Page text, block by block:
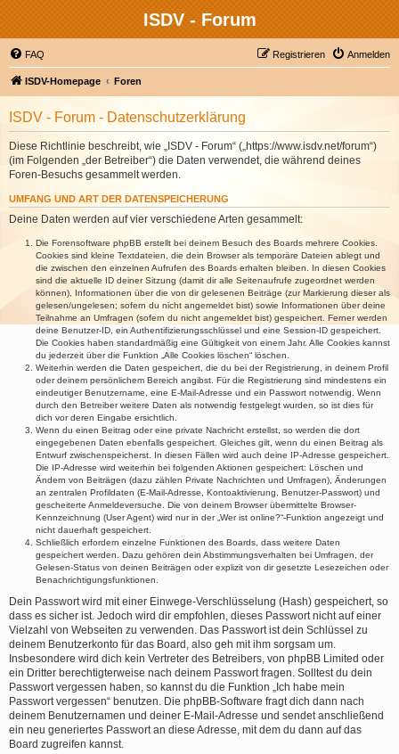
ISDV - Forum
FAQ Anmelden
Registrieren
ISDV-Homepage Foren
ISDV - Forum - Datenschutzerklärung
Diese Richtlinie beschreibt, wie „ISDV - Forum“ („https://www.isdv.net/forum“)
(im Folgenden „der Betreiber“) die Daten verwendet, die während deines
Foren-Besuchs gesammelt werden.
UMFANG UND ART DER DATENSPEICHERUNG
Deine Daten werden auf vier verschiedene Arten gesammelt:
Die Forensoftware phpBB erstellt bei deinem Besuch des Boards mehrere Cookies.
Cookies sind kleine Textdateien, die dein Browser als temporäre Dateien ablegt und
die zwischen den einzelnen Aufrufen des Boards erhalten bleiben. In diesen Cookies
sind die aktuelle ID deiner Sitzung (damit dir alle Seitenaufrufe zugeordnet werden
können), Informationen über die von dir gelesenen Beiträge (zur Markierung dieser als
gelesen/ungelesen; sofern du nicht angemeldet bist) sowie Informationen über deine
Teilnahme an Umfragen (sofern du nicht angemeldet bist) gespeichert. Ferner werden
deine Benutzer-ID, ein Authentifizierungsschlüssel und eine Session-ID gespeichert.
Die Cookies haben standardmäßig eine Gültigkeit von einem Jahr. Alle Cookies kannst
du jederzeit über die Funktion „Alle Cookies löschen“ löschen.
Weiterhin werden die Daten gespeichert, die du bei der Registrierung, in deinem Profil
oder deinem persönlichem Bereich angibst. Für die Registrierung sind mindestens ein
eindeutiger Benutzername, eine E-Mail-Adresse und ein Passwort notwendig. Wenn
durch den Betreiber weitere Daten als notwendig festgelegt wurden, so ist dies für
dich vor deren Eingabe ersichtlich.
Wenn du einen Beitrag oder eine private Nachricht erstellst, so werden die dort
eingegebenen Daten ebenfalls gespeichert. Gleiches gilt, wenn du einen Beitrag als
Entwurf zwischenspeicherst. In diesen Fällen wird auch deine IP-Adresse gespeichert.
Die IP-Adresse wird weiterhin bei folgenden Aktionen gespeichert: Löschen und
Ändern von Beiträgen (dazu zählen Private Nachrichten und Umfragen), Änderungen
an zentralen Profildaten (E-Mail-Adresse, Kontoaktivierung, Benutzer-Passwort) und
gescheiterte Anmeldeversuche. Die von deinem Browser übermittelte Browser-
Kennzeichnung (User Agent) wird nur in der „Wer ist online?“-Funktion angezeigt und
nicht dauerhaft gespeichert.
Schließlich erfordern einzelne Funktionen des Boards, dass weitere Daten
gespeichert werden. Dazu gehören dein Abstimmungsverhalten bei Umfragen, der
Gelesen-Status von deinen Beiträgen oder explizit von dir gesetzte Lesezeichen oder
Benachrichtigungsfunktionen.
Dein Passwort wird mit einer Einwege-Verschlüsselung (Hash) gespeichert, so
dass es sicher ist. Jedoch wird dir empfohlen, dieses Passwort nicht auf einer
Vielzahl von Webseiten zu verwenden. Das Passwort ist dein Schlüssel zu
deinem Benutzerkonto für das Board, also geh mit ihm sorgsam um.
Insbesondere wird dich kein Vertreter des Betreibers, von phpBB Limited oder
ein Dritter berechtigterweise nach deinem Passwort fragen. Solltest du dein
Passwort vergessen haben, so kannst du die Funktion „Ich habe mein
Passwort vergessen“ benutzen. Die phpBB-Software fragt dich dann nach
deinem Benutzernamen und deiner E-Mail-Adresse und sendet anschließend
ein neu generiertes Passwort an diese Adresse, mit dem du dann auf das
Board zugreifen kannst.